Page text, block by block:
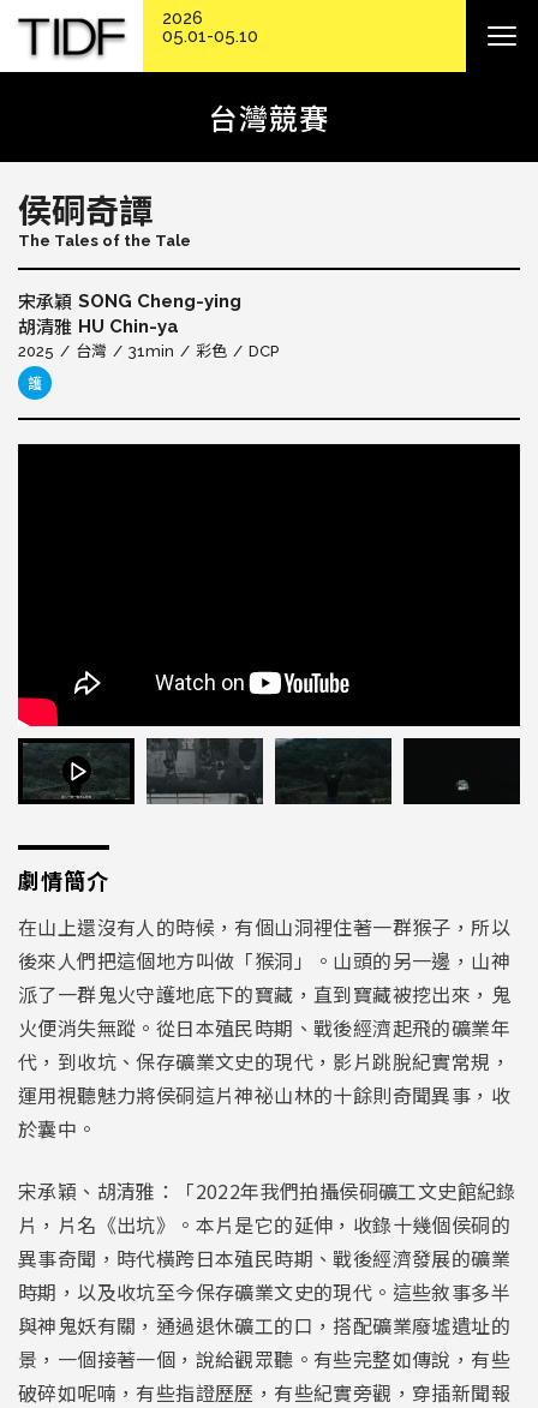
台灣競賽
侯硐奇譚
The Tales of the Tale
宋承穎 SONG Cheng-ying
胡清雅 HU Chin-ya
2025 台灣 31min 彩色 DCP
護
劇情簡介
在山上還沒有人的時候，有個山洞裡住著一群猴子，所以
後來人們把這個地方叫做「猴洞」。山頭的另一邊，山神
派了一群鬼火守護地底下的寶藏，直到寶藏被挖出來，鬼
火便消失無蹤。從日本殖民時期、戰後經濟起飛的礦業年
代，到收坑、保存礦業文史的現代，影片跳脫紀實常規，
運用視聽魅力將侯硐這片神祕山林的十餘則奇聞異事，收
於囊中。
宋承穎、胡清雅：「2022年我們拍攝侯硐礦工文史館紀錄
片，片名《出坑》。本片是它的延伸，收錄十幾個侯硐的
異事奇聞，時代橫跨日本殖民時期、戰後經濟發展的礦業
時期，以及收坑至今保存礦業文史的現代。這些敘事多半
與神鬼妖有關，通過退休礦工的口，搭配礦業廢墟遺址的
景，一個接著一個，說給觀眾聽。有些完整如傳說，有些
破碎如呢喃，有些指證歷歷，有些紀實旁觀，穿插新聞報
2026
05.01-05.10